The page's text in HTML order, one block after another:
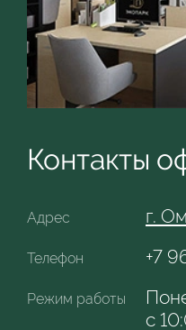
Контакты
Адрес г.
Телефон +7
Режим работы
с